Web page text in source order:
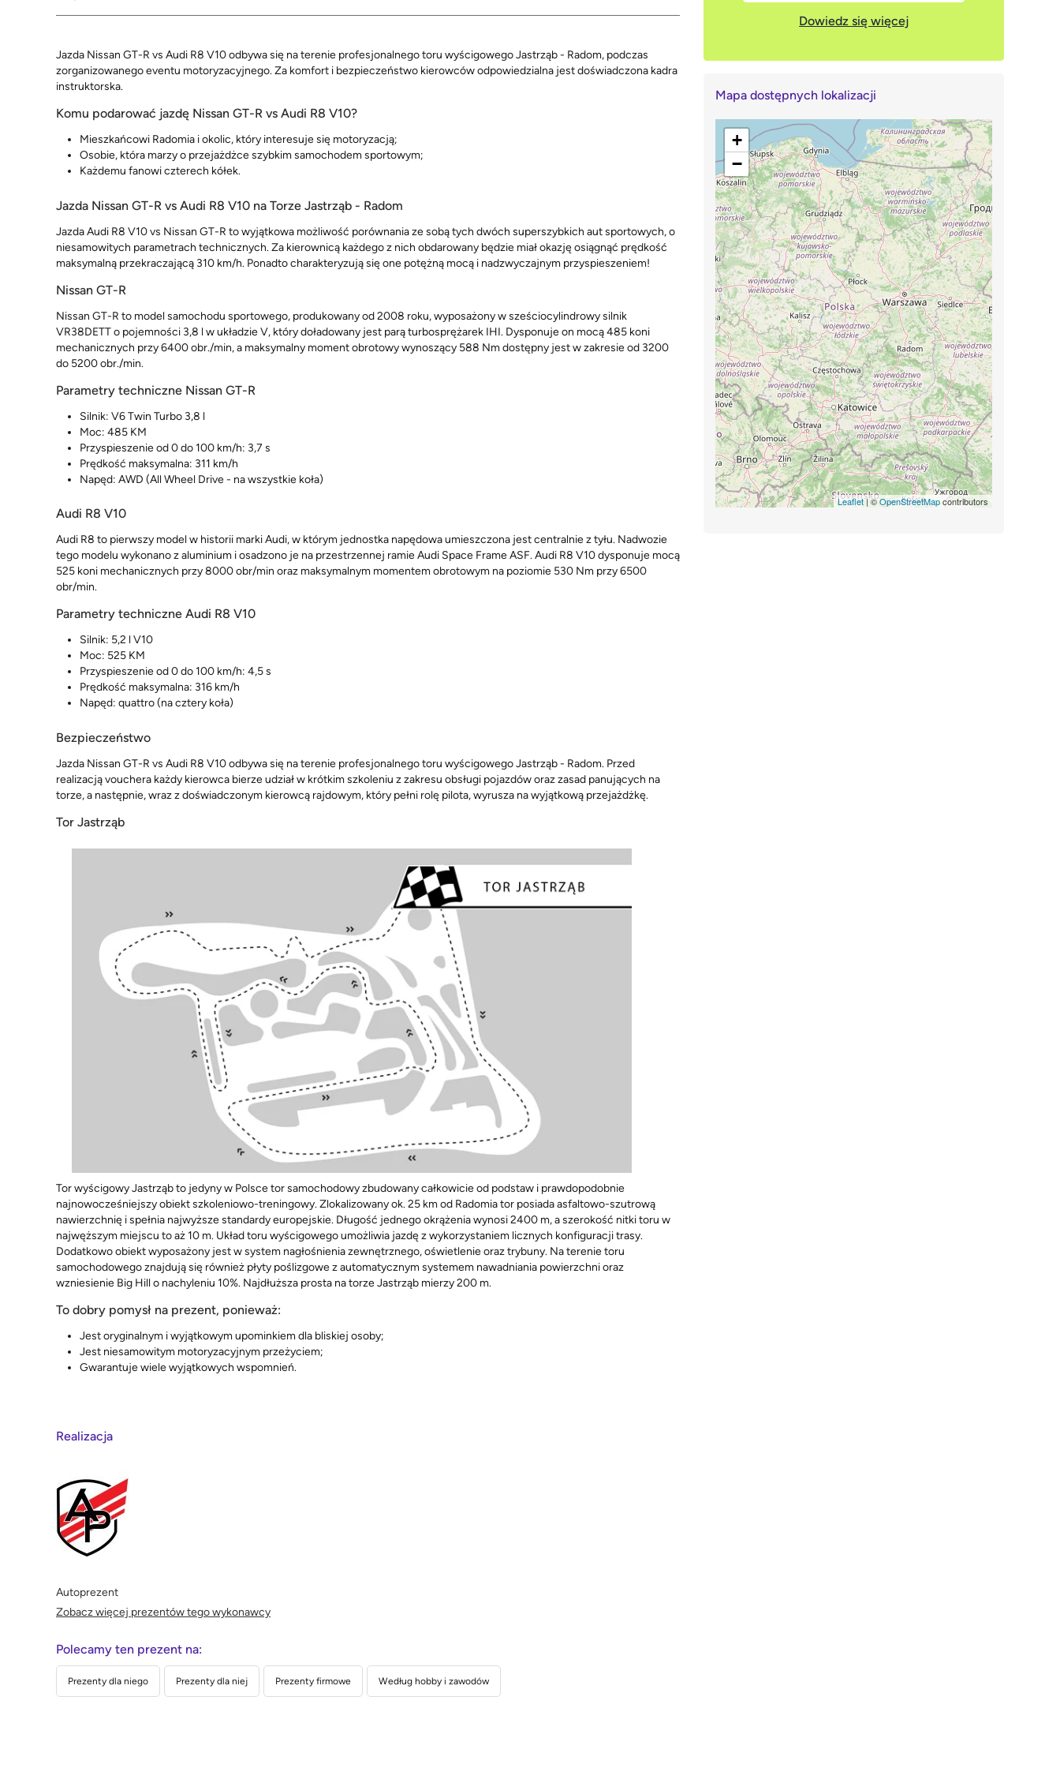
Jazda Nissan GT-R vs Audi R8 V10 odbywa się na terenie profesjonalnego toru wyścigowego Jastrząb - Radom, podczas
zorganizowanego eventu motoryzacyjnego. Za komfort i bezpieczeństwo kierowców odpowiedzialna jest doświadczona kadra
instruktorska.
Komu podarować jazdę Nissan GT-R vs Audi R8 V10?
Mieszkańcowi Radomia i okolic, który interesuje się motoryzacją;
Osobie, która marzy o przejażdżce szybkim samochodem sportowym;
Każdemu fanowi czterech kółek.
Jazda Nissan GT-R vs Audi R8 V10 na Torze Jastrząb - Radom
Jazda Audi R8 V10 vs Nissan GT-R to wyjątkowa możliwość porównania ze sobą tych dwóch superszybkich aut sportowych, o
niesamowitych parametrach technicznych. Za kierownicą każdego z nich obdarowany będzie miał okazję osiągnąć prędkość
maksymalną przekraczającą 310 km/h. Ponadto charakteryzują się one potężną mocą i nadzwyczajnym przyspieszeniem!
Nissan GT-R
Nissan GT-R to model samochodu sportowego, produkowany od 2008 roku, wyposażony w sześciocylindrowy silnik
VR38DETT o pojemności 3,8 l w układzie V, który doładowany jest parą turbosprężarek IHI. Dysponuje on mocą 485 koni
mechanicznych przy 6400 obr./min, a maksymalny moment obrotowy wynoszący 588 Nm dostępny jest w zakresie od 3200
do 5200 obr./min.
Parametry techniczne Nissan GT-R
Silnik: V6 Twin Turbo 3,8 l
Moc: 485 KM
Przyspieszenie od 0 do 100 km/h: 3,7 s
Prędkość maksymalna: 311 km/h
Napęd: AWD (All Wheel Drive - na wszystkie koła)
Audi R8 V10
Audi R8 to pierwszy model w historii marki Audi, w którym jednostka napędowa umieszczona jest centralnie z tyłu. Nadwozie
tego modelu wykonano z aluminium i osadzono je na przestrzennej ramie Audi Space Frame ASF. Audi R8 V10 dysponuje mocą
525 koni mechanicznych przy 8000 obr/min oraz maksymalnym momentem obrotowym na poziomie 530 Nm przy 6500
obr/min.
Parametry techniczne Audi R8 V10
Silnik: 5,2 l V10
Moc: 525 KM
Przyspieszenie od 0 do 100 km/h: 4,5 s
Prędkość maksymalna: 316 km/h
Napęd: quattro (na cztery koła)
Bezpieczeństwo
Jazda Nissan GT-R vs Audi R8 V10 odbywa się na terenie profesjonalnego toru wyścigowego Jastrząb - Radom. Przed
realizacją vouchera każdy kierowca bierze udział w krótkim szkoleniu z zakresu obsługi pojazdów oraz zasad panujących na
torze, a następnie, wraz z doświadczonym kierowcą rajdowym, który pełni rolę pilota, wyrusza na wyjątkową przejażdżkę.
Tor Jastrząb
Tor wyścigowy Jastrząb to jedyny w Polsce tor samochodowy zbudowany całkowicie od podstaw i prawdopodobnie
najnowocześniejszy obiekt szkoleniowo-treningowy. Zlokalizowany ok. 25 km od Radomia tor posiada asfaltowo-szutrową
nawierzchnię i spełnia najwyższe standardy europejskie. Długość jednego okrążenia wynosi 2400 m, a szerokość nitki toru w
najwęższym miejscu to aż 10 m. Układ toru wyścigowego umożliwia jazdę z wykorzystaniem licznych konfiguracji trasy.
Dodatkowo obiekt wyposażony jest w system nagłośnienia zewnętrznego, oświetlenie oraz trybuny. Na terenie toru
samochodowego znajdują się również płyty poślizgowe z automatycznym systemem nawadniania powierzchni oraz
wzniesienie Big Hill o nachyleniu 10%. Najdłuższa prosta na torze Jastrząb mierzy 200 m.
To dobry pomysł na prezent, ponieważ:
Jest oryginalnym i wyjątkowym upominkiem dla bliskiej osoby;
Jest niesamowitym motoryzacyjnym przeżyciem;
Gwarantuje wiele wyjątkowych wspomnień.
Realizacja
Autoprezent
Zobacz więcej prezentów tego wykonawcy
Polecamy ten prezent na:
Prezenty dla niego Prezenty dla niej Prezenty firmowe Według hobby i zawodów
Dowiedz się więcej
Mapa dostępnych lokalizacji
+
−
Leaflet| ©OpenStreetMapcontributors